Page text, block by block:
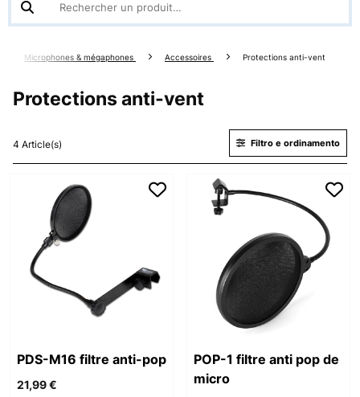
Microphones & mégaphones Accessoires Protections anti-vent
Protections anti-vent
4 Article(s) Filtro e ordinamento
PDS-M16 filtre anti-pop
21,99 €
POP-1 filtre anti pop de
micro